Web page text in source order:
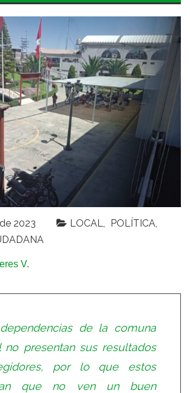
2023 LOCAL
POLÍTICA
V.
de la comuna
no presentan sus resultados
por lo que estos
que no ven un buen